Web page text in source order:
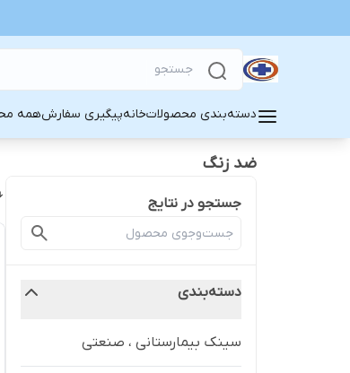
دسته‌بندی محصولاتخانهپیگیری سفارشهمه
ضد زنگ
جستجو در نتایج
دسته‌بندی
سینک بیمارستانی ، صنعتی